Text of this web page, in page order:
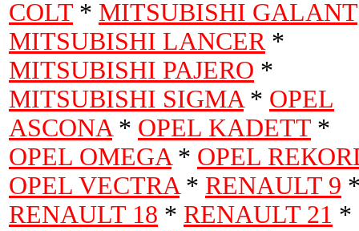
COLT * MITSUBISHI GALANT
MITSUBISHI LANCER*
MITSUBISHI PAJERO *
MITSUBISHI SIGMA* OPEL
ASCONA* OPEL KADETT *
OPEL OMEGA* OPEL
OPEL VECTRA* RENAULT 9
RENAULT 18 * RENAULT 21 *